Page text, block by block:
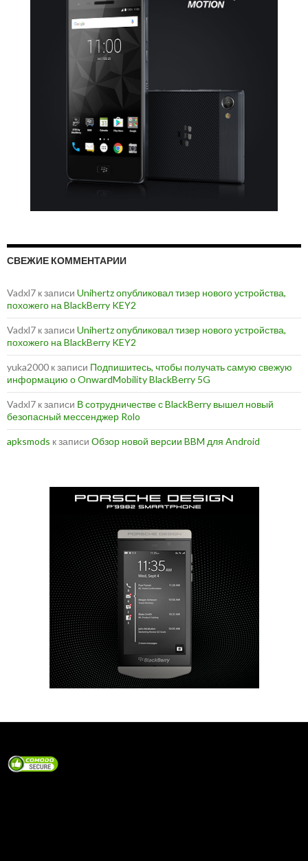
СВЕЖИЕ КОММЕНТАРИИ
Vadxl7 к записи Unihertz опубликовал тизер нового устройства,
похожего на BlackBerry KEY2
Vadxl7 к записи Unihertz опубликовал тизер нового устройства,
похожего на BlackBerry KEY2
yuka2000 к записи Подпишитесь, чтобы получать самую свежую
информацию о OnwardMobility BlackBerry 5G
Vadxl7 к записи В сотрудничестве с BlackBerry вышел новый
безопасный мессенджер Rolo
apksmods к записи Обзор новой версии BBM для Android